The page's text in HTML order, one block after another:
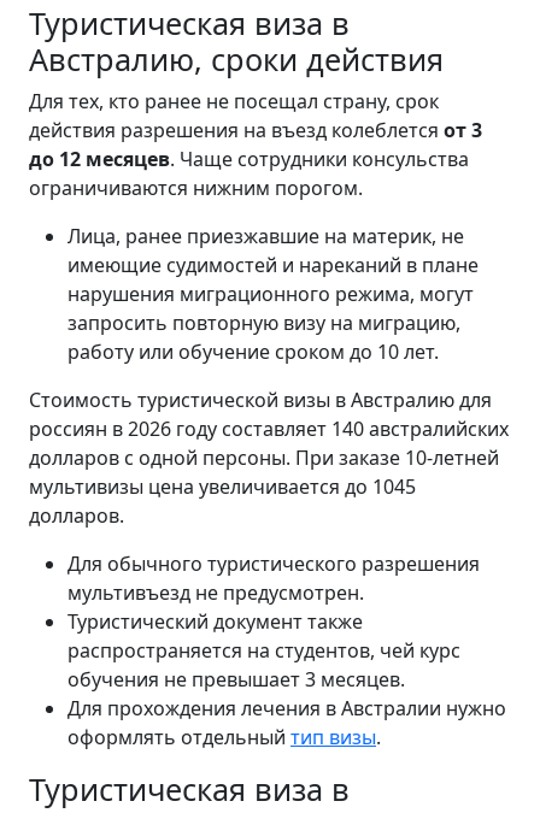
Туристическая виза в
Австралию, сроки действия
Для тех, кто ранее не посещал страну, срок
действия разрешения на въезд колеблется от 3
до 12 месяцев. Чаще сотрудники консульства
ограничиваются нижним порогом.
Лица, ранее приезжавшие на материк, не
имеющие судимостей и нареканий в плане
нарушения миграционного режима, могут
запросить повторную визу на миграцию,
работу или обучение сроком до 10 лет.
Стоимость туристической визы в Австралию для
россиян в 2026 году составляет 140 австралийских
долларов с одной персоны. При заказе 10-летней
мультивизы цена увеличивается до 1045
долларов.
Для обычного туристического разрешения
мультивъезд не предусмотрен.
Туристический документ также
распространяется на студентов, чей курс
обучения не превышает 3 месяцев.
Для прохождения лечения в Австралии нужно
оформлять отдельный тип визы.
Туристическая виза в